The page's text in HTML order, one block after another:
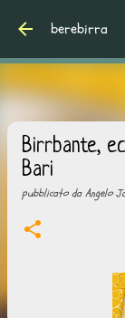
berebirra
Birrbante,
Bari
pubblicato daAngelo